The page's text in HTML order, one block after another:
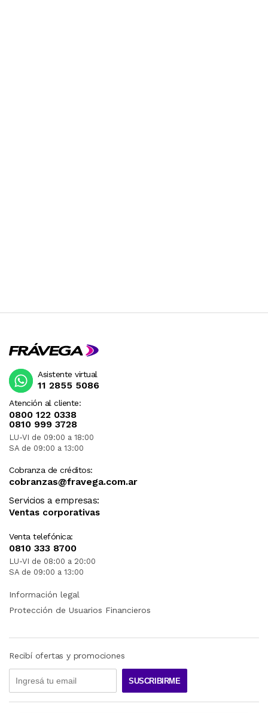
Atención al cliente:
0800 122 0338
0810 999 3728
LU-VI de 09:00 a 18:00
SA de 09:00 a 13:00
Cobranza de créditos:
cobranzas@fravega.com.ar
Servicios a empresas:
Ventas corporativas
Venta telefónica:
0810 333 8700
LU-VI de 08:00 a 20:00
SA de 09:00 a 13:00
Asistente virtual
11 2855 5086
Información legal
Protección de Usuarios Financieros
Recibí ofertas y promociones
SUSCRIBIRME